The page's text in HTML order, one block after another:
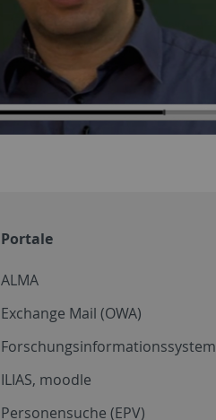
Portale
ALMA
Exchange Mail (OWA)
Forschungsinformationssystem
ILIAS, moodle
Personensuche (EPV)